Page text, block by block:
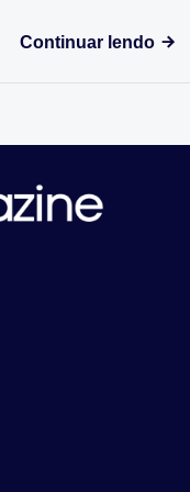
Continuar lendo